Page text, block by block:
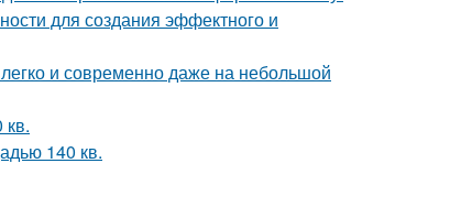
для создания эффектного и
легко и современно даже на небольшой
140 кв.